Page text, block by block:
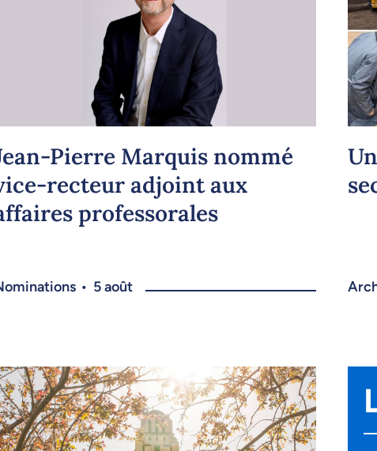
Pierre Marquis nommé
recteur adjoint aux
professorales
• 5 août